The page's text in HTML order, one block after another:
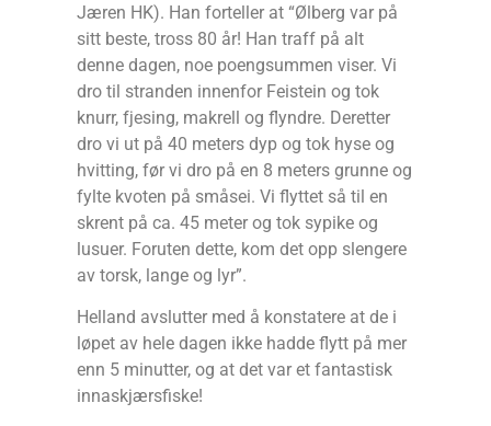
Jæren HK). Han forteller at “Ølberg var på
sitt beste, tross 80 år! Han traff på alt
denne dagen, noe poengsummen viser. Vi
dro til stranden innenfor Feistein og tok
knurr, fjesing, makrell og flyndre. Deretter
dro vi ut på 40 meters dyp og tok hyse og
hvitting, før vi dro på en 8 meters grunne og
fylte kvoten på småsei. Vi flyttet så til en
skrent på ca. 45 meter og tok sypike og
lusuer. Foruten dette, kom det opp slengere
av torsk, lange og lyr”.
Helland avslutter med å konstatere at de i
løpet av hele dagen ikke hadde flytt på mer
enn 5 minutter, og at det var et fantastisk
innaskjærsfiske!